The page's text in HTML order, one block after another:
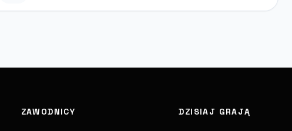
ZAWODNICY DZISIAJ GRAJĄ